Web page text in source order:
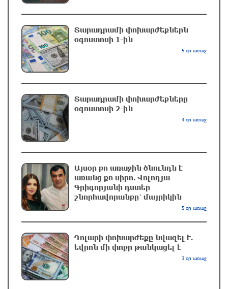
ՌԴ-ն պատրաստ է շարունակել Հայաստանի
երկաթուղիների կոնցեսիոն կառավարումը.
Օվերչուկ
հազարով ավելացել է
«Հըզբոլլահ»-ի հրամանատարական կետերի և
պահեստների վրա
28 րոպե առաջ
«Ռեալ Մադրիդ»-ն ու «ՌԲ Լայպցիգը»
մեկ ժամ առաջ
ՆԳՆ-ն մանրամասներ է հայտնել
բենզալցակայանում տեղի ունեցած
Տարադրամի փոխարժեքներն
օգոստոսի 1-ին
5 օր առաջ
Տարադրամի փոխարժեքները
օգոստոսի 2-ին
4 օր առաջ
Այսօր քո առաջին ծնունդն է
առանց քո սիրո. Վոլոդյա
Գրիգորյանի դստեր
շնորհավորանքը՝ մայրիկին
5 օր առաջ
Դոլարի փոխարժեքը նվազել է.
եվրոն մի փոքր թանկացել է
3 օր առաջ